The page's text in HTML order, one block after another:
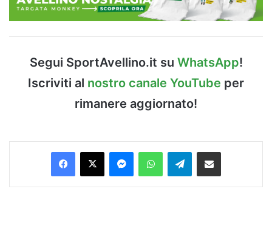
Segui SportAvellino.it su WhatsApp!
Iscriviti al nostro canale YouTube per
rimanere aggiornato!
Facebook
X MessengerWhatsAppTelegramCondividi via Email